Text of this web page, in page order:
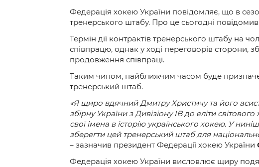
Федерація хокею України повідомляє, що в
тренерського штабу. Про це сьогодні
Термін дії контрактів тренерського штабу на
співпрацю, однак у ході переговорів сторони,
продовження співпраці.
Таким чином, найближчим часом буде
тренерський штаб.
«Я щиро вдячний Дмитру Христичу та його
збірну України з Дивізіону IB до еліти
свої імена в історію українського хокею. У
зберегти цей тренерський штаб для
– зазначив президент Федерації хокею України
Федерація хокею України висловлює щиру